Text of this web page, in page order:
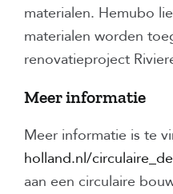
materialen. Hemubo
materialen worden
renovatieproject
Meer informatie
Meer informatie is te
holland.nl/
aan een circulaire